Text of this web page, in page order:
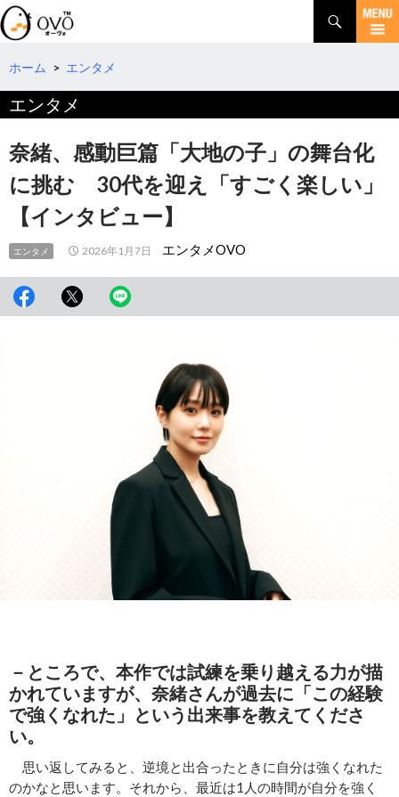
検
索
コ
テ
へ
移
動
ホーム > エンタメ
エンタメ
奈緒、感動巨篇「大地の子」の舞台化
に挑む 30代を迎え「すごく楽しい」
【インタビュー】
エンタメ 2026年1月7日 エンタメOVO
－ところで、本作では試練を乗り越える力が描
かれていますが、奈緒さんが過去に「この経験
で強くなれた」という出来事を教えてくださ
い。
思い返してみると、逆境と出合ったときに自分は強くなれた
のかなと思います。それから、最近は1人の時間が自分を強く